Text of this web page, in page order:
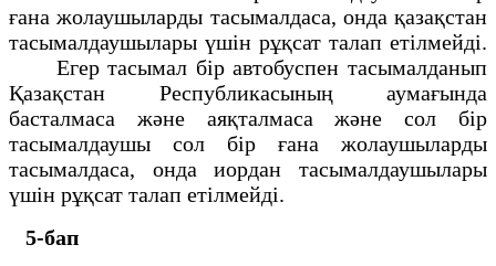
ғана жолаушыларды тасымалдаса, онда қазақстан
тасымалдаушылары үшін рұқсат талап етілмейді.
Егер тасымал бір автобуспен тасымалданып
Қазақстан Республикасының аумағында
басталмаса және аяқталмаса және сол бір
тасымалдаушы сол бір ғана жолаушыларды
тасымалдаса, онда иордан тасымалдаушылары
үшін рұқсат талап етілмейді.
5-бап